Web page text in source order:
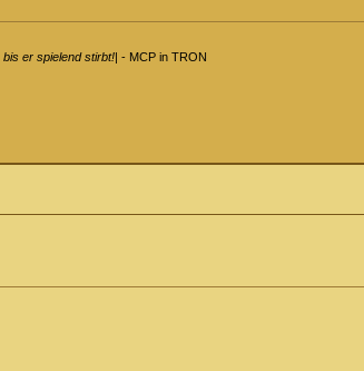
bis er spielend stirbt!| - MCP in TRON